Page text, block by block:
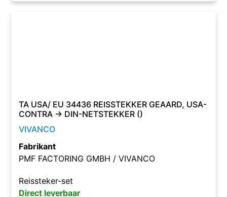
TA USA/ EU 34436 REISSTEKKER GEAARD, USA-
CONTRA -> DIN-NETSTEKKER ()
VIVANCO
Fabrikant
PMF FACTORING GMBH / VIVANCO
Reissteker-set
Direct leverbaar